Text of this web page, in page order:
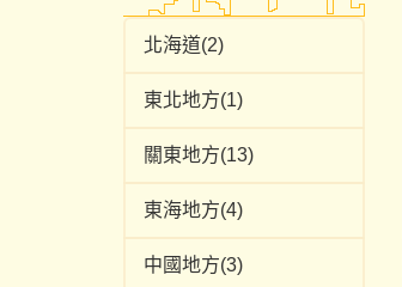
北海道(2)
東北地方(1)
關東地方(13)
東海地方(4)
中國地方(3)